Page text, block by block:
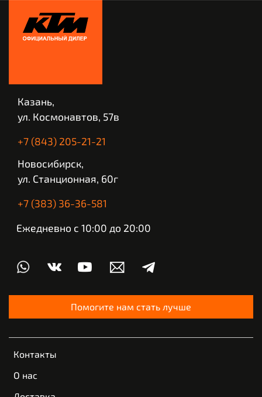
Контакты
О нас
Казань,
ул. Космонавтов, 57в
+7 (843) 205-21-21
Новосибирск,
ул. Станционная, 60г
+7 (383) 36-36-581
Ежедневно с 10:00 до 20:00
Помогите нам стать лучше